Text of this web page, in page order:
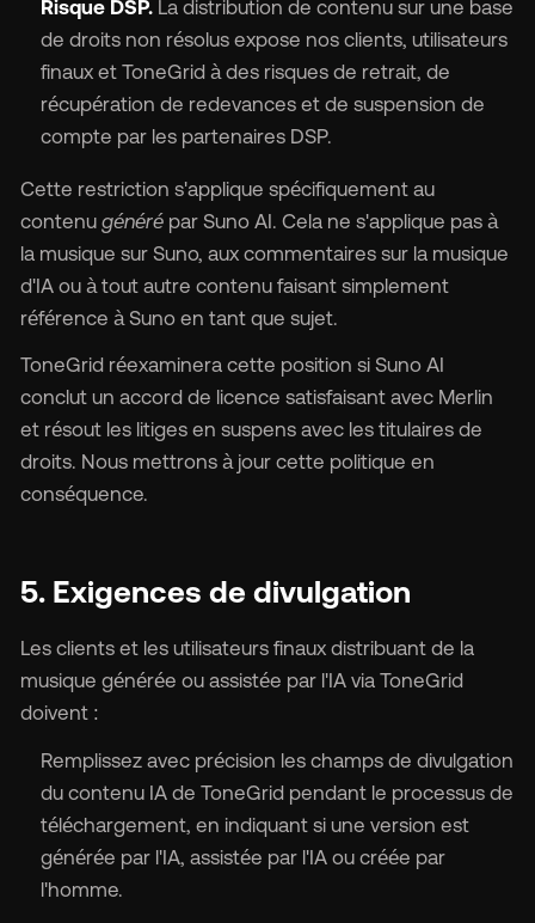
Risque DSP. La distribution de contenu sur une base
de droits non résolus expose nos clients, utilisateurs
finaux et ToneGrid à des risques de retrait, de
récupération de redevances et de suspension de
compte par les partenaires DSP.
Cette restriction s'applique spécifiquement au
contenu généré par Suno AI. Cela ne s'applique pas à
la musique sur Suno, aux commentaires sur la musique
d'IA ou à tout autre contenu faisant simplement
référence à Suno en tant que sujet.
ToneGrid réexaminera cette position si Suno AI
conclut un accord de licence satisfaisant avec Merlin
et résout les litiges en suspens avec les titulaires de
droits. Nous mettrons à jour cette politique en
conséquence.
5. Exigences de divulgation
Les clients et les utilisateurs finaux distribuant de la
musique générée ou assistée par l'IA via ToneGrid
doivent :
Remplissez avec précision les champs de divulgation
du contenu IA de ToneGrid pendant le processus de
téléchargement, en indiquant si une version est
générée par l'IA, assistée par l'IA ou créée par
l'homme.